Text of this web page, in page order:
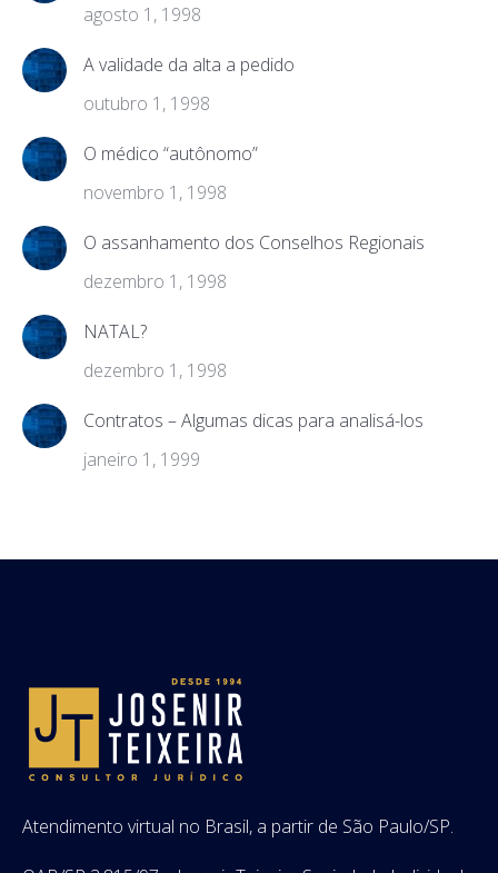
agosto 1, 1998
A validade da alta a pedido
outubro 1, 1998
O médico “autônomo”
novembro 1, 1998
O assanhamento dos Conselhos Regionais
dezembro 1, 1998
NATAL?
dezembro 1, 1998
Contratos – Algumas dicas para analisá-los
janeiro 1, 1999
Atendimento virtual no Brasil, a partir de São Paulo/SP.